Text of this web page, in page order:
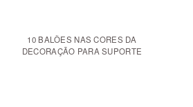
10 BALÕES NAS CORES DA
DECORAÇÃO PARA SUPORTE